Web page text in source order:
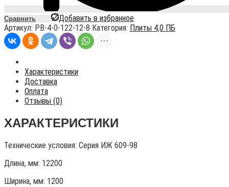
Сравнить
Добавить в избранное
Артикул: PB-4-0-122-12-8 Категория: Плиты 4,0 ПБ
Характеристики
Доставка
Оплата
Отзывы (0)
ХАРАКТЕРИСТИКИ
Технические условия: Серия ИЖ 609-98
Длина, мм: 12200
Ширина, мм: 1200